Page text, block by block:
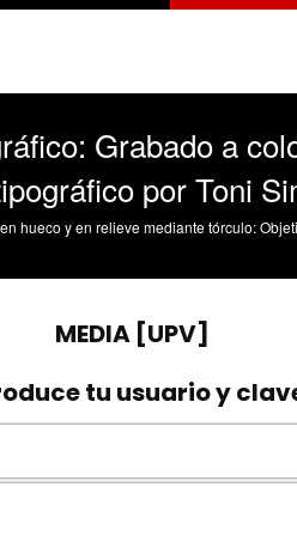
a color
por Toni Simarro